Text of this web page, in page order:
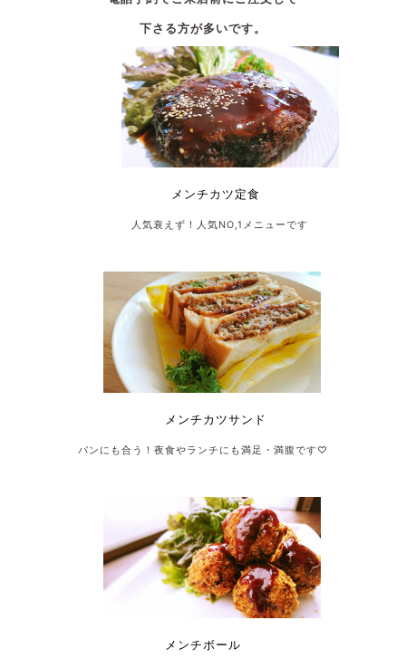
下さる方が多いです。
メンチカツ定食
人気衰えず！人気NO,1メニューです
メンチカツサンド
パンにも合う！夜食やランチにも満足・満腹です♡
メンチボール